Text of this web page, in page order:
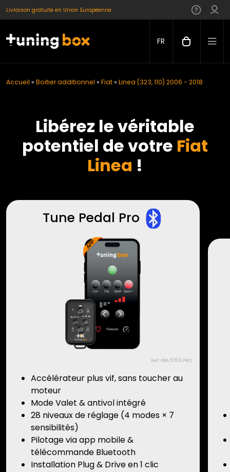
Livraison gratuite en Union Européenne
FR
Accueil » Boitier additionnel » Fiat» Linea (323, 110) 2006 - 2018
Libérez le véritable
potentiel de votre Fiat
Linea !
Tune Pedal Pro
Ref: PBA.5706.PRO
Accélérateur plus vif, sans toucher au
moteur
Mode Valet & antivol intégré
28 niveaux de réglage (4 modes × 7
sensibilités)
Pilotage via app mobile &
télécommande Bluetooth
Installation Plug & Drive en 1 clic